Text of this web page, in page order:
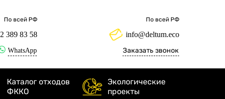
По всей РФ
389 83 58
WhatsApp
По всей РФ
info@deltum.eco
Заказать звонок
Каталог отходов
ФККО
Экологические
проекты